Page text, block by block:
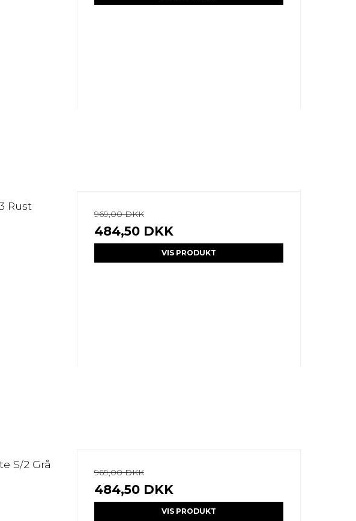
Rust
969,00 DKK
484,50 DKK
VIS PRODUKT
S/2 Grå
969,00 DKK
484,50 DKK
VIS PRODUKT